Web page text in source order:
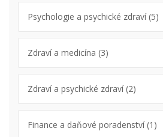
Psychologie a psychické zdraví(5)
Zdraví a medicína (3)
Zdraví a psychické zdraví(2)
Finance a daňové poradenství(1)